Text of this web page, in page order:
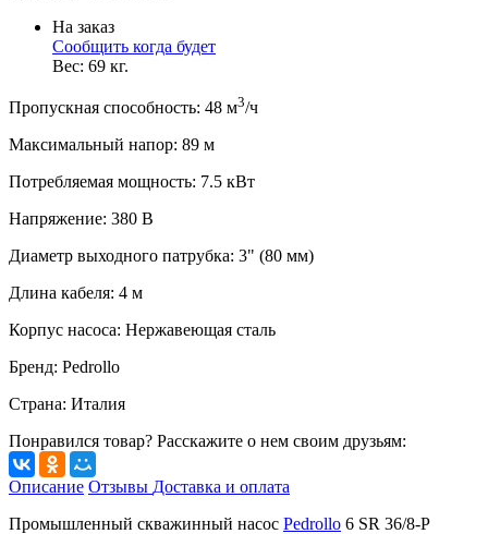
На заказ
Сообщить когда будет
Вес: 69 кг.
Пропускная способность: 48 м3/ч
Максимальный напор: 89 м
Потребляемая мощность: 7.5 кВт
Напряжение: 380 В
Диаметр выходного патрубка: 3" (80 мм)
Длина кабеля: 4 м
Корпус насоса: Нержавеющая сталь
Бренд: Pedrollo
Страна: Италия
Понравился товар? Расскажите о нем своим друзьям:
Описание Отзывы Доставка и оплата
Промышленный скважинный насос Pedrollo 6 SR 36/8-P